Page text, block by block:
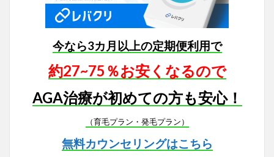
今なら3カ月以上の定期便利用で
約27~75％お安くなるので
AGA治療が初めての方も安心！
（育毛プラン・発毛プラン）
無料カウンセリングはこちら